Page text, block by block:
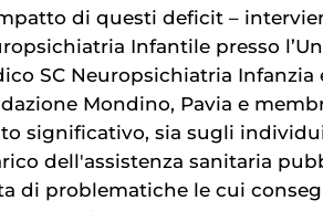
di questi deficit –
Infantile presso
SC Neuropsichiatria Infanzia
Mondino, Pavia e
significativo, sia sugli
dell'assistenza sanitaria
di problematiche le cui